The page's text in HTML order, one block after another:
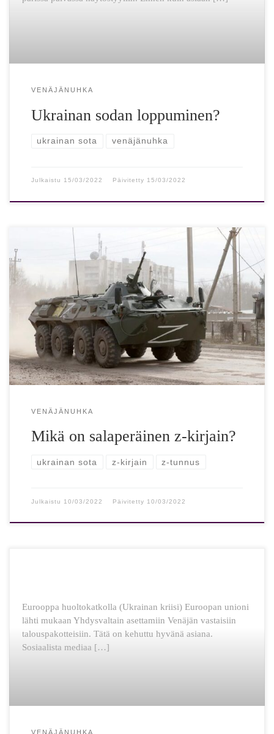
VENÄJÄNUHKA
Ukrainan sodan loppuminen?
ukrainan sota venäjänuhka
Julkaistu 15/03/2022 Päivitetty 15/03/2022
Mikä on salaperäinen Z-kirjain Venäjän tankkien kyljissä ja
urheilijoiden paidoissa? Autoilijat, poliitikot ja jopa
pikkulapset esittelevät Z-kirjainta näkyvästi. Venäläinen
voimistelija […]
VENÄJÄNUHKA
Mikä on salaperäinen z-kirjain?
ukrainan sota z-kirjain z-tunnus
Julkaistu 10/03/2022 Päivitetty 10/03/2022
Eurooppa huoltokatkolla (Ukrainan kriisi) Euroopan unioni
lähti mukaan Yhdysvaltain asettamiin Venäjän vastaisiin
talouspakotteisiin. Tätä on kehuttu hyvänä asiana.
Sosiaalista mediaa […]
VENÄJÄNUHKA